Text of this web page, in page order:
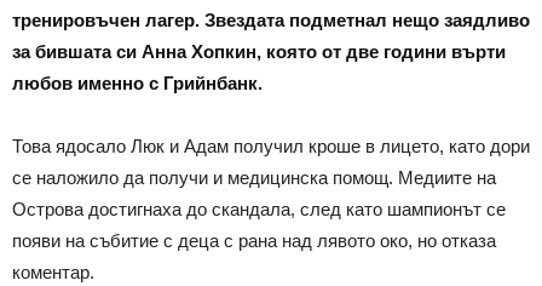
тренировъчен лагер. Звездата подметнал нещо заядливо
за бившата си Анна Хопкин, която от две години върти
любов именно с Грийнбанк.
Това ядосало Люк и Адам получил кроше в лицето, като дори
се наложило да получи и медицинска помощ. Медиите на
Острова достигнаха до скандала, след като шампионът се
появи на събитие с деца с рана над лявото око, но отказа
коментар.